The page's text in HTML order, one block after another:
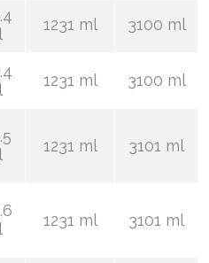
1231 ml 3100 ml
1231 ml 3100 ml
1231 ml 3101 ml
1231 ml 3101 ml